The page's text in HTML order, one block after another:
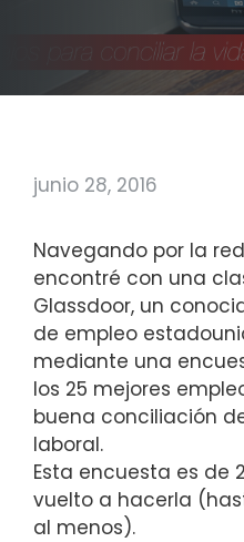
junio 28, 2016
Navegando por la
encontré con una
Glassdoor, un
de empleo
mediante una
los 25 mejores
buena conciliación
laboral.
Esta encuesta es de
vuelto a hacerla
al menos).